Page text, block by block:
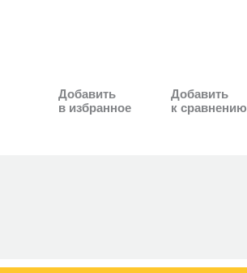
Добавить
в избранное
Добавить
к сравнению